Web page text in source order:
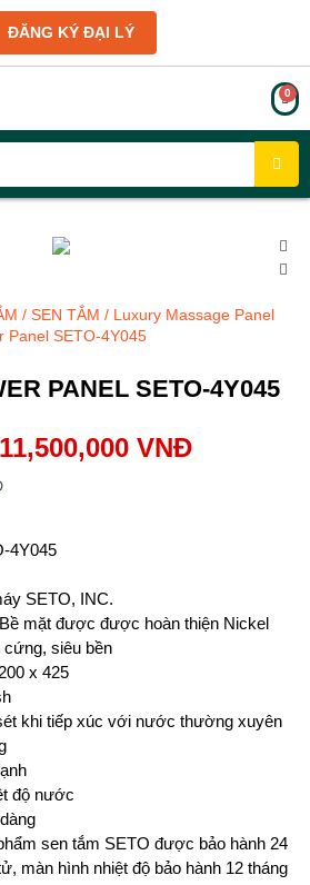
ĐĂNG KÝ ĐẠI LÝ
/ SEN TẮM / Luxury Massage Panel
Panel SETO-4Y045
PANEL SETO-4Y045
11,500,000 VNĐ
4Y045
SETO, INC.
mặt được được hoàn thiện Nickel
siêu bền
x 425
khi tiếp xúc với nước thường xuyên
độ nước
sen tắm SETO được bảo hành 24
màn hình nhiệt độ bảo hành 12 tháng